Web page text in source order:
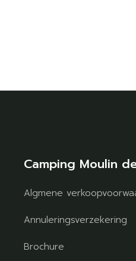
Camping Moulin
Algmene
Annuleringsverzekering
Brochure